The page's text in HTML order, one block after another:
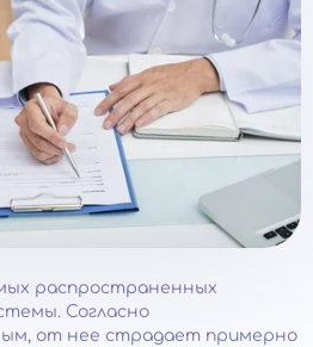
распространенных
Согласно
от нее страдает примерно